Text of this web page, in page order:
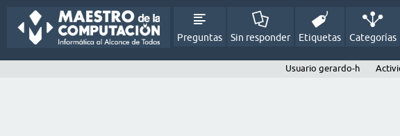
Preguntas Sin responder Etiquetas Categorías
Usuario gerardo-h